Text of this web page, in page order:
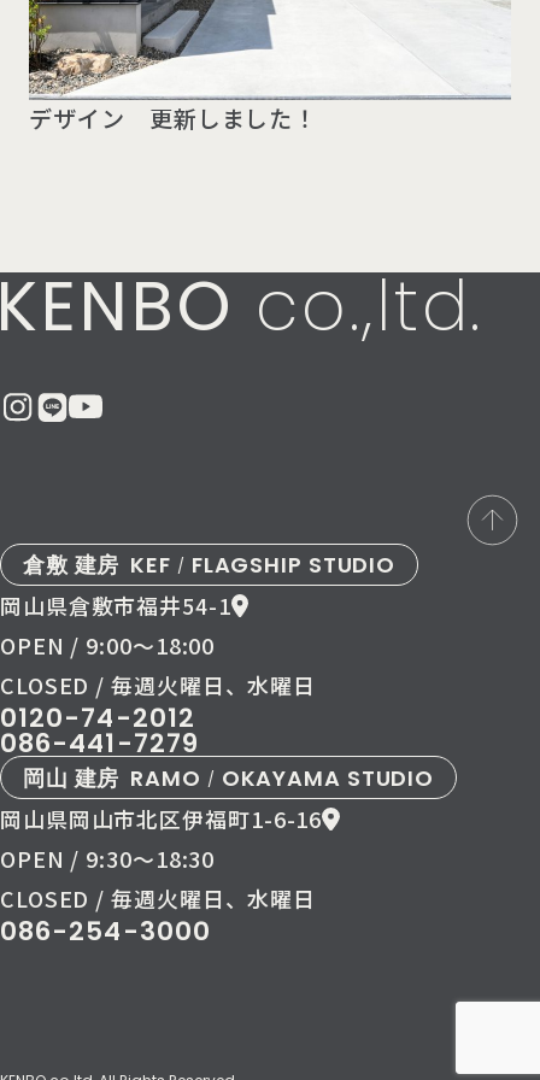
デザイン 更新しました！
co.,ltd.
倉敷 建房 KEF / FLAGSHIP STUDIO
岡山県倉敷市福井54-1
OPEN / 9:00〜18:00
CLOSED / 毎週火曜日、水曜日
0120-74-2012
086-441-7279
岡山 建房 RAMO / OKAYAMA STUDIO
岡山県岡山市北区伊福町1-6-16
OPEN / 9:30〜18:30
CLOSED / 毎週火曜日、水曜日
086-254-3000